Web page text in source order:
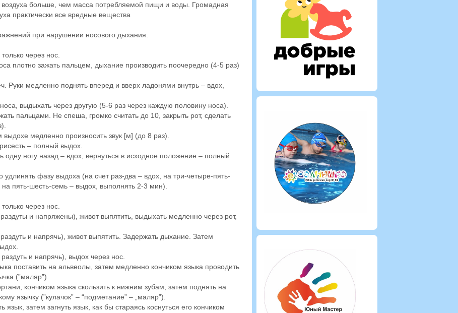
воздуха больше, чем масса потребляемой пищи и воды. Громадная
практически все вредные вещества
при нарушении носового дыхания.
через нос.
плотно зажать пальцем, дыхание производить поочередно (4-5 раз)
Руки медленно поднять вперед и вверх ладонями внутрь – вдох,
выдыхать через другую (5-6 раз через каждую половину носа).
пальцами. Не спеша, громко считать до 10, закрыть рот, сделать
медленно произносить звук [м] (до 8 раз).
– полный выдох.
одну ногу назад – вдох, вернуться в исходное положение – полный
фазу выдоха (на счет раз-два – вдох, на три-четыре-пять-
пять-шесть-семь – выдох, выполнять 2-3 мин).
через нос.
и напряжены), живот выпятить, выдыхать медленно через рот,
и напрячь), живот выпятить. Задержать дыхание. Затем
и напрячь), выдох через нос.
поставить на альвеолы, затем медленно кончиком языка проводить
(”маляр”).
кончиком языка скользить к нижним зубам, затем поднять на
язычку (”кулачок” – “подметание” – „маляр”).
язык, затем загнуть язык, как бы стараясь коснуться его кончиком